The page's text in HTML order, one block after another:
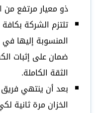
ذو معيار مرتفع من
تلتزم الشركة
المنسوبة إليها
ضمان على إثبات
الثقة الكاملة.
بعد أن ينتهي
الخزان مرة ثانية